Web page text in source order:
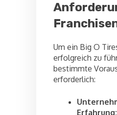
Um ein Big O
erfolgreich zu
bestimmte
erforderlich:
Erfahrung: